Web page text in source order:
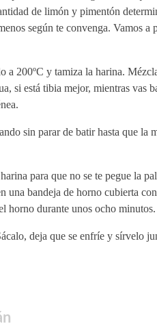
de limón y pimentón
según te convenga. Vamos a
a 200ºC y tamiza la harina.
si está tibia mejor, mientras vas
sin parar de batir hasta que la
para que no se te pegue la
una bandeja de horno cubierta
horno durante unos ocho minutos.
deja que se enfríe y sírvelo